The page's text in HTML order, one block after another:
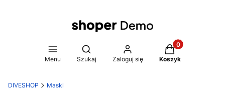
Menu
Otwórz wyszukiwarkę
Szukaj Zaloguj się
Produkty w
Koszyk
DIVESHOP Maski